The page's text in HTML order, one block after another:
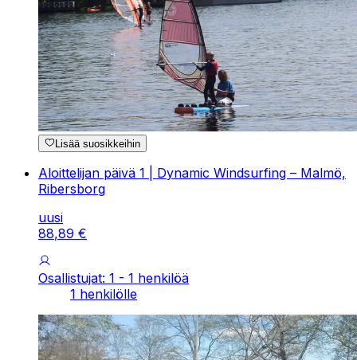
Lisää suosikkeihin
Aloittelijan päivä 1 | Dynamic Windsurfing – Malmö,
Ribersborg
uusi
88,89 €
Osallistujat: 1 - 1 henkilöä
1 henkilölle